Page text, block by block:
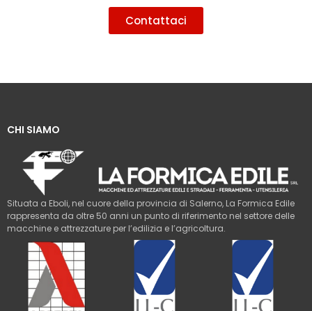
Contattaci
CHI SIAMO
Situata a Eboli, nel cuore della provincia di Salerno, La Formica Edile
rappresenta da oltre 50 anni un punto di riferimento nel settore delle
macchine e attrezzature per l’edilizia e l’agricoltura.